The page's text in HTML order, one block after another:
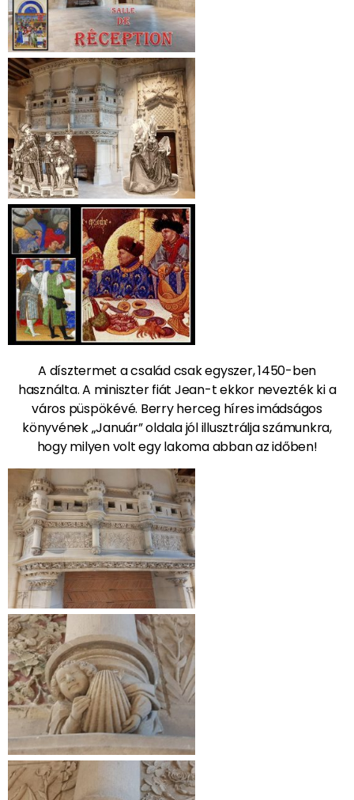
A dísztermet a család csak egyszer, 1450-ben
használta. A miniszter fiát Jean-t ekkor nevezték ki a
város püspökévé. Berry herceg híres imádságos
könyvének „Január” oldala jól illusztrálja számunkra,
hogy milyen volt egy lakoma abban az időben!